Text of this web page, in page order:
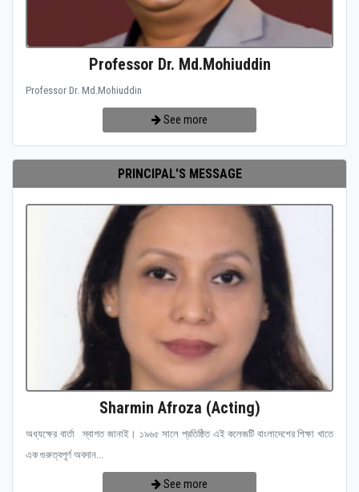
Professor Dr. Md.Mohiuddin
Professor Dr. Md.Mohiuddin
See more
PRINCIPAL'S MESSAGE
Sharmin Afroza (Acting)
অধ্যক্ষের বার্তা স্বাগত জানাই। ১৯৬৫ সালে প্রতিষ্ঠিত এই কলেজটি বাংলাদেশের শিক্ষা খাতে
এক গুরুত্বপূর্ণ অবদান...
See more